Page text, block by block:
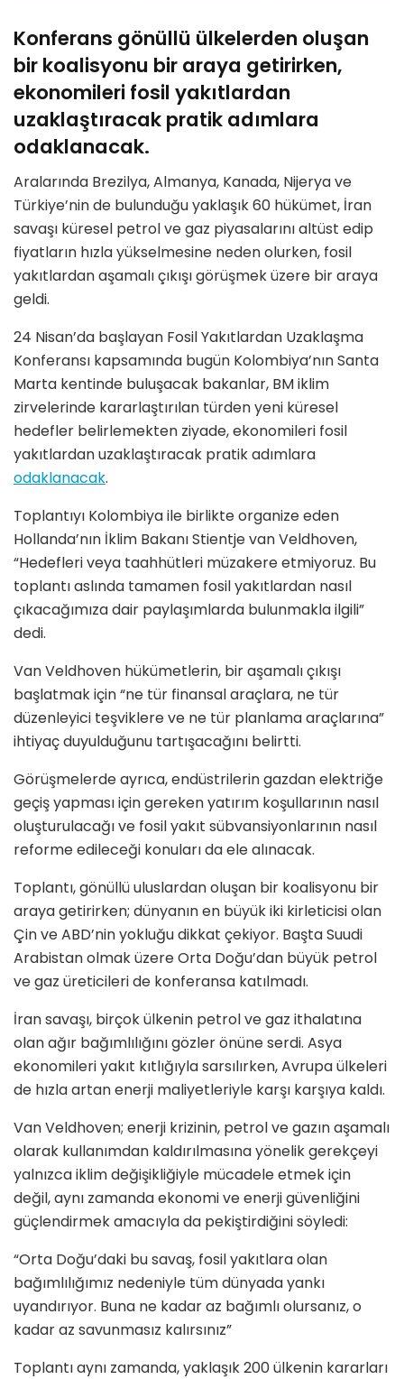
Konferans gönüllü ülkelerden oluşan
bir koalisyonu bir araya getirirken,
ekonomileri fosil yakıtlardan
uzaklaştıracak pratik adımlara
odaklanacak.
Aralarında Brezilya, Almanya, Kanada, Nijerya ve
Türkiye’nin de bulunduğu yaklaşık 60 hükümet, İran
savaşı küresel petrol ve gaz piyasalarını altüst edip
fiyatların hızla yükselmesine neden olurken, fosil
yakıtlardan aşamalı çıkışı görüşmek üzere bir araya
geldi.
24 Nisan’da başlayan Fosil Yakıtlardan Uzaklaşma
Konferansı kapsamında bugün Kolombiya’nın Santa
Marta kentinde buluşacak bakanlar, BM iklim
zirvelerinde kararlaştırılan türden yeni küresel
hedefler belirlemekten ziyade, ekonomileri fosil
yakıtlardan uzaklaştıracak pratik adımlara
odaklanacak.
Toplantıyı Kolombiya ile birlikte organize eden
Hollanda’nın İklim Bakanı Stientje van Veldhoven,
“Hedefleri veya taahhütleri müzakere etmiyoruz. Bu
toplantı aslında tamamen fosil yakıtlardan nasıl
çıkacağımıza dair paylaşımlarda bulunmakla ilgili”
dedi.
Van Veldhoven hükümetlerin, bir aşamalı çıkışı
başlatmak için “ne tür finansal araçlara, ne tür
düzenleyici teşviklere ve ne tür planlama araçlarına”
ihtiyaç duyulduğunu tartışacağını belirtti.
Görüşmelerde ayrıca, endüstrilerin gazdan elektriğe
geçiş yapması için gereken yatırım koşullarının nasıl
oluşturulacağı ve fosil yakıt sübvansiyonlarının nasıl
reforme edileceği konuları da ele alınacak.
Toplantı, gönüllü uluslardan oluşan bir koalisyonu bir
araya getirirken; dünyanın en büyük iki kirleticisi olan
Çin ve ABD’nin yokluğu dikkat çekiyor. Başta Suudi
Arabistan olmak üzere Orta Doğu’dan büyük petrol
ve gaz üreticileri de konferansa katılmadı.
İran savaşı, birçok ülkenin petrol ve gaz ithalatına
olan ağır bağımlılığını gözler önüne serdi. Asya
ekonomileri yakıt kıtlığıyla sarsılırken, Avrupa ülkeleri
de hızla artan enerji maliyetleriyle karşı karşıya kaldı.
Van Veldhoven; enerji krizinin, petrol ve gazın aşamalı
olarak kullanımdan kaldırılmasına yönelik gerekçeyi
yalnızca iklim değişikliğiyle mücadele etmek için
değil, aynı zamanda ekonomi ve enerji güvenliğini
güçlendirmek amacıyla da pekiştirdiğini söyledi:
“Orta Doğu’daki bu savaş, fosil yakıtlara olan
bağımlılığımız nedeniyle tüm dünyada yankı
uyandırıyor. Buna ne kadar az bağımlı olursanız, o
kadar az savunmasız kalırsınız”
Toplantı aynı zamanda, yaklaşık 200 ülkenin kararları